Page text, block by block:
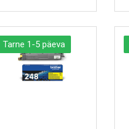
VAATA TOODET
Tarne 1-5 päeva